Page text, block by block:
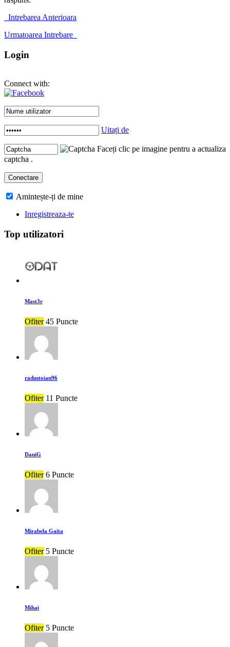
Intrebarea Anterioara
Urmatoarea Intrebare
Login
Connect with:
Uitați de
Faceți clic pe imagine pentru a actualiza
captcha .
Amintește-ți de mine
Inregistreaza-te
Top utilizatori
Mast3r
Ofiter 45 Puncte
radustoian96
Ofiter 11 Puncte
DaniG
Ofiter 6 Puncte
Mirabela Gaita
Ofiter 5 Puncte
Mihai
Ofiter 5 Puncte